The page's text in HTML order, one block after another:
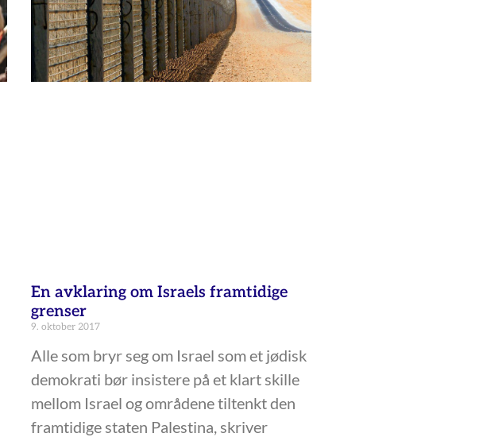
En avklaring om Israels framtidige
grenser
9. oktober 2017
Alle som bryr seg om Israel som et jødisk
demokrati bør insistere på et klart skille
mellom Israel og områdene tiltenkt den
framtidige staten Palestina, skriver